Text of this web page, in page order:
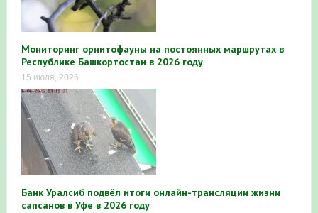
Мониторинг орнитофауны на постоянных маршрутах в
Республике Башкортостан в 2026 году
15 июля, 2026
Банк Уралсиб подвёл итоги онлайн-трансляции жизни
сапсанов в Уфе в 2026 году